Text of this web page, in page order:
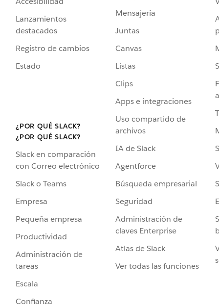
Lanzamientos
destacados
Registro de cambios
Estado
¿POR QUÉ SLACK?
¿POR QUÉ SLACK?
Slack en comparación
con Correo electrónico
Slack o Teams
Empresa
Pequeña empresa
Productividad
Administración de
tareas
Escala
Confianza
Mensajería
Juntas
Canvas
Listas
Clips
Apps e integraciones
Uso compartido de
archivos
IA de Slack
Agentforce
Búsqueda empresarial
Seguridad
Administración de
claves Enterprise
Atlas de Slack
Ver todas las funciones